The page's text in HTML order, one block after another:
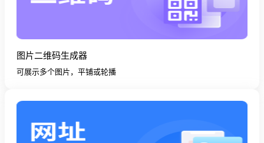
图片二维码生成器
可展示多个图片，平铺或轮播